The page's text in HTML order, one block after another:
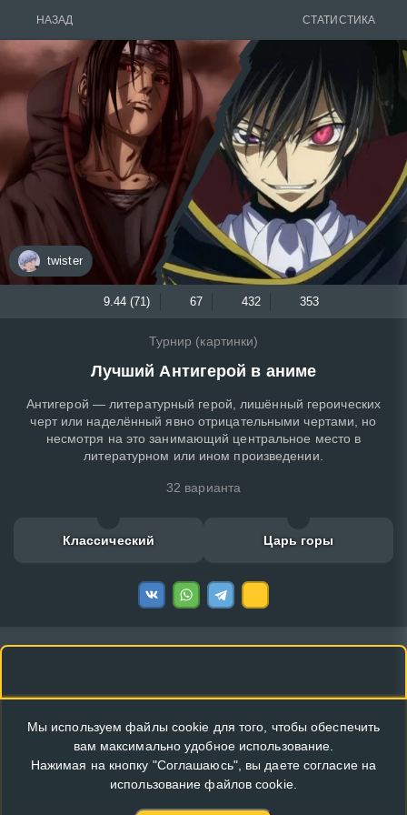
НАЗАД СТАТИСТИКА
twister
9.44 (71) 67 432 353
Турнир (картинки)
Лучший Антигерой в аниме
Антигерой — литературный герой, лишённый героических
черт или наделённый явно отрицательными чертами, но
несмотря на это занимающий центральное место в
литературном или ином произведении.
32 варианта
Классический Царь горы
Мы используем файлы cookie для того, чтобы обеспечить
вам максимально удобное использование.
Нажимая на кнопку "Соглашаюсь", вы даете согласие на
использование файлов cookie.